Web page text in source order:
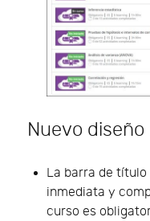
Nuevo
La barra de
inmediata y
curso es